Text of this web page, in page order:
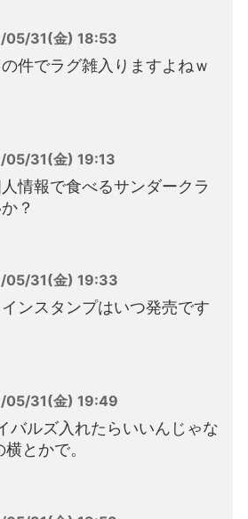
05/31(金) 18:53
件でラグ雑入りますよねｗ
05/31(金) 19:13
情報で食べるサンダークラ
？
05/31(金) 19:33
ンスタンプはいつ発売です
05/31(金) 19:49
バルズ入れたらいいんじゃな
とかで。